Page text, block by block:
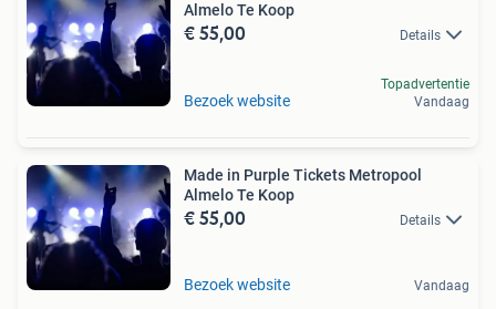
Almelo Te Koop
€ 55,00 Details
Bezoek website
Topadvertentie
Vandaag
Made in Purple Tickets Metropool
Almelo Te Koop
€ 55,00 Details
Bezoek website Vandaag